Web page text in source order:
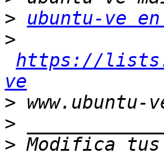
>
ubuntu-ve
>
https://
ve
>
>
> Modifica